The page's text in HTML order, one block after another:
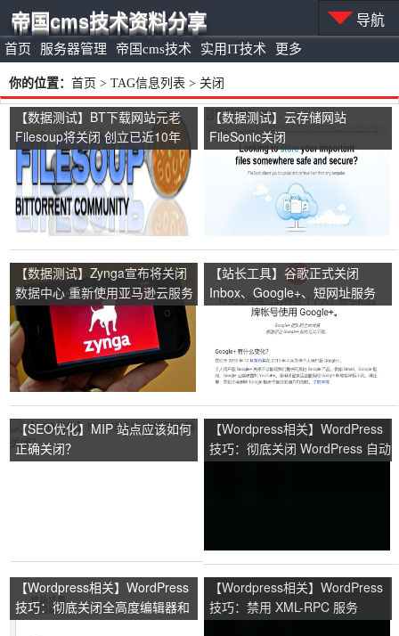
首页 服务器管理 帝国cms技术 实用IT技术 更多
帝国cms技术资料分享 导航
你的位置： 首页 > TAG信息列表 > 关闭
【数据测试】BT下载网站元老
Filesoup将关闭 创立已近10年
【数据测试】云存储网站
FileSonic关闭
【数据测试】Zynga宣布将关闭
数据中心 重新使用亚马逊云服务
【站长工具】谷歌正式关闭
Inbox、Google+、短网址服务
【SEO优化】MIP 站点应该如何
正确关闭？
【Wordpress相关】WordPress
技巧：彻底关闭 WordPress 自动
【Wordpress相关】WordPress
技巧：彻底关闭全高度编辑器和
免打扰功能。
【Wordpress相关】WordPress
技巧：禁用 XML-RPC 服务